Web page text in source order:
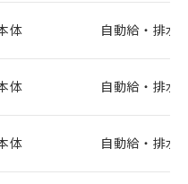
体 自動給・排水
体 自動給・排水
体 自動給・排水
在庫状況につ
のお取引先、ま
るものであり、閲
際の在庫および標
合があることをご
び標準価格はお客
はお客様担当のオ
店・当社販売員に
売店や当社販売拠
ーク
」をご確認